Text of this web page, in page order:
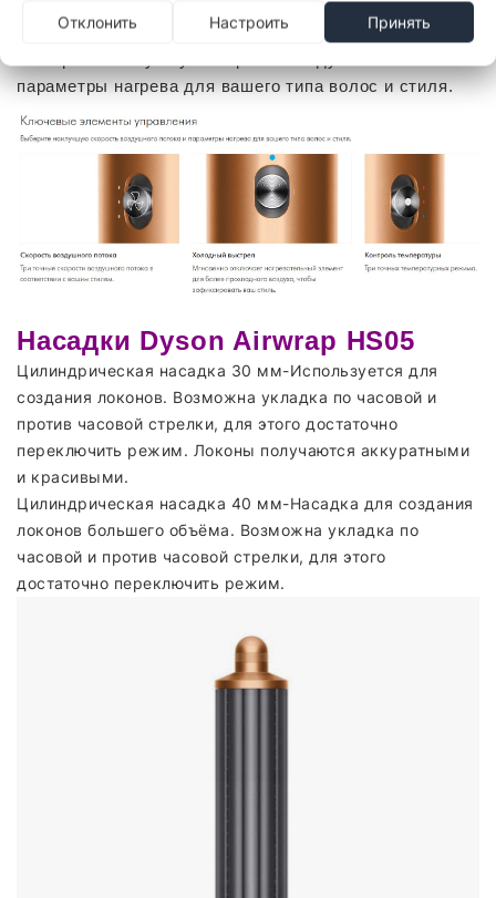
Элементы управления
параметры нагрева для вашего типа волос и стиля.
Насадки Dyson Airwrap HS05
Цилиндрическая насадка 30 мм-Используется для
создания локонов. Возможна укладка по часовой и
против часовой стрелки, для этого достаточно
переключить режим. Локоны получаются аккуратными
и красивыми.
Цилиндрическая насадка 40 мм-Насадка для создания
локонов большего объёма. Возможна укладка по
часовой и против часовой стрелки, для этого
достаточно переключить режим.
Отклонить Настроить Принять